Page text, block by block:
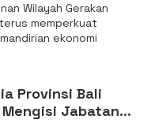
Wilayah Gerakan
memperkuat
ekonomi
Provinsi Bali
Mengisi Jabatan